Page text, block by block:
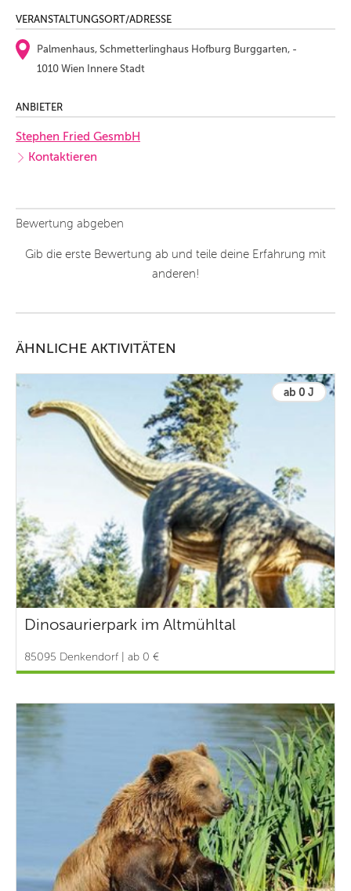
VERANSTALTUNGSORT/ADRESSE
Palmenhaus, Schmetterlinghaus Hofburg Burggarten, -
1010 Wien Innere Stadt
ANBIETER
Stephen Fried GesmbH
Kontaktieren
Bewertung abgeben
Gib die erste Bewertung ab und teile deine Erfahrung mit
anderen!
ÄHNLICHE AKTIVITÄTEN
ab 0 J
Dinosaurierpark im Altmühltal
85095 Denkendorf | ab 0 €